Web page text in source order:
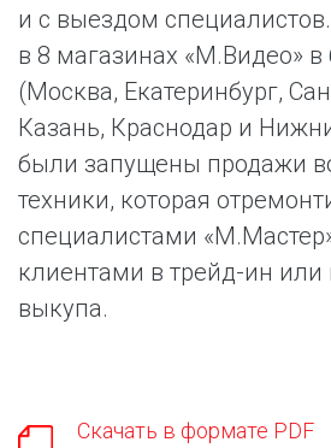
и с выездом
в 8 магазинах «М.Видео» в
(Москва, Екатеринбург,
Казань, Краснодар и
были запущены продажи
техники, которая
специалистами
клиентами в трейд-ин или
выкупа.
Скачать в формате PDF